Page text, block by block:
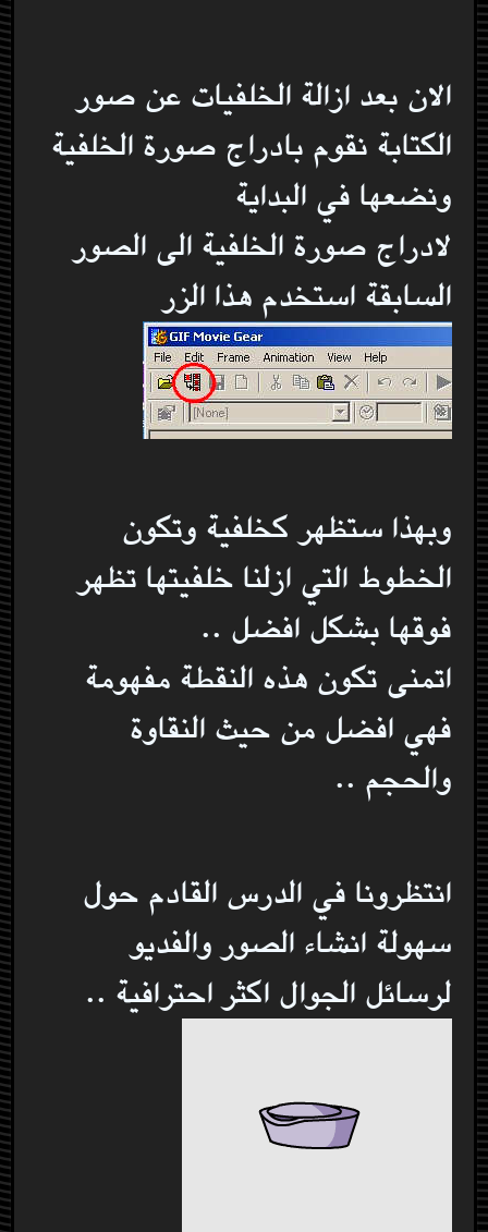
الان بعد ازالة الخلفيات عن صور
الكتابة نقوم بادراج صورة الخلفية
ونضعها في البداية
لادراج صورة الخلفية الى الصور
السابقة استخدم هذا الزر
وبهذا ستظهر كخلفية وتكون
الخطوط التي ازلنا خلفيتها تظهر
فوقها بشكل افضل ..
اتمنى تكون هذه النقطة مفهومة
فهي افضل من حيث النقاوة
والحجم ..
انتظرونا في الدرس القادم حول
سهولة انشاء الصور والفديو
لرسائل الجوال اكثر احترافية ..